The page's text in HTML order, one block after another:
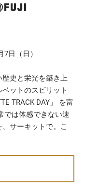
日（日）
史と栄光を築き上
ットのスピリット
TRACK DAY」 を富
では体感できない速
サーキットで。こ